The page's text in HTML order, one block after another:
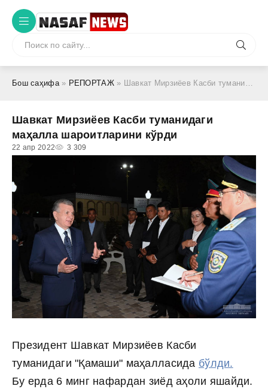
Бош саҳифа» РЕПОРТАЖ» Шавкат Мирзиёев Касби туманидaги маҳалла шароитларини кўрди
Шавкат Мирзиёев Касби туманидaги
маҳалла шароитларини кўрди
22 апр 2022 3 309
Президент Шавкат Мирзиёев Касби
туманидаги "Қамаши" маҳалласида бўлди.
Бу ерда 6 минг нафардан зиёд аҳоли яшайди.